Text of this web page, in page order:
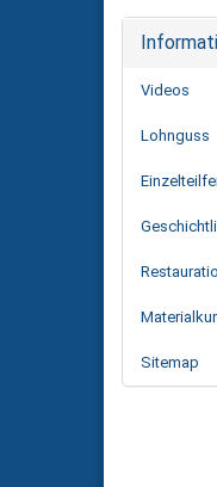
Videos
Lohnguss
Sitemap